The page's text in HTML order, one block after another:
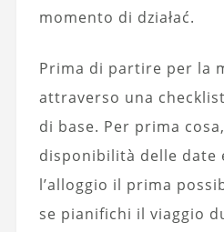
momento di działać.
Prima di partire per la
attraverso una
di base. Per prima
disponibilità delle date
l’alloggio il prima
se pianifichi il viaggio